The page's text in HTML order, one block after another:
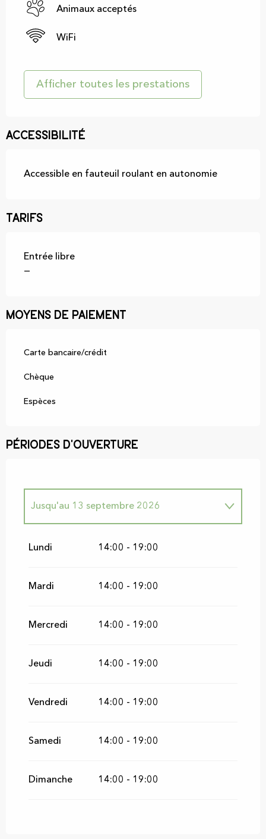
Animaux acceptés
WiFi
Afficher toutes les prestations
Accessibilité
Accessible en fauteuil roulant en autonomie
Tarifs
Entrée libre
—
Moyens de paiement
Carte bancaire/crédit
Chèque
Espèces
Périodes d'ouverture
1 janvier 2026 au 10 juillet 2026
Jusqu'au 13 septembre 2026
2026
Lundi 14:00 - 19:00
Mardi 14:00 - 19:00
Mercredi 14:00 - 19:00
Jeudi 14:00 - 19:00
Vendredi 14:00 - 19:00
Samedi 14:00 - 19:00
Dimanche 14:00 - 19:00